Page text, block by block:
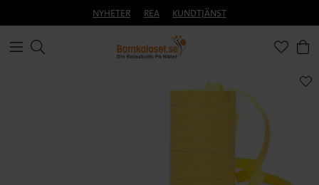
NYHETER REA KUNDTJÄNST